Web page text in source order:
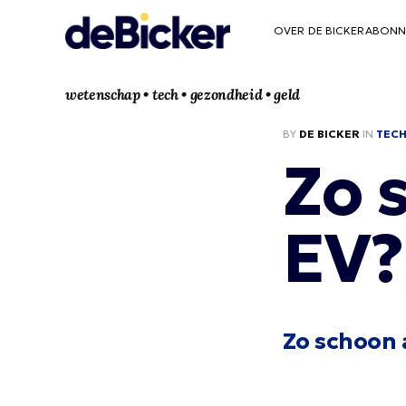
OVER DE BICKER
wetenschap • tech • gezondheid • geld
BY DE BICKER IN
Zo
EV?
Zo schoon